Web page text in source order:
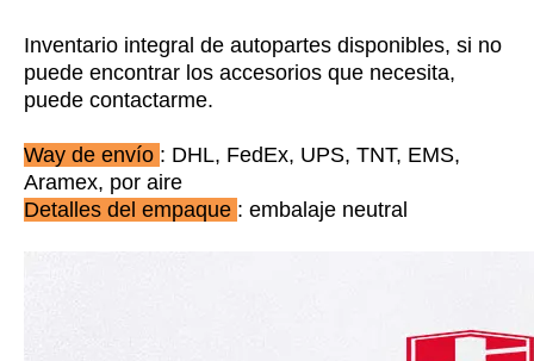
Inventario integral de autopartes disponibles, si no
puede encontrar los accesorios que necesita,
puede contactarme.
Way de envío : DHL, FedEx, UPS, TNT, EMS,
Aramex, por aire
Detalles del empaque : embalaje neutral